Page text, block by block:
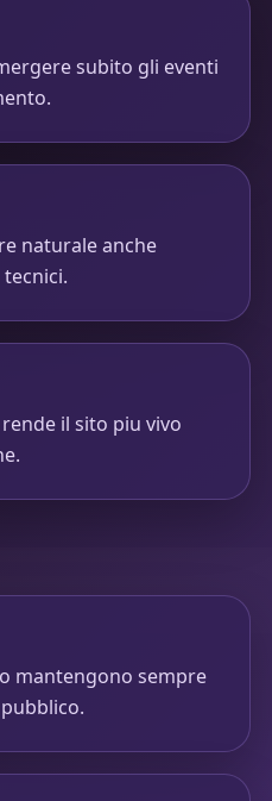
subito gli eventi
naturale anche
il sito piu vivo
mantengono sempre